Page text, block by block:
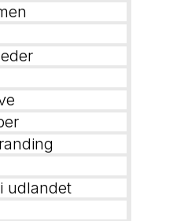
udlandet